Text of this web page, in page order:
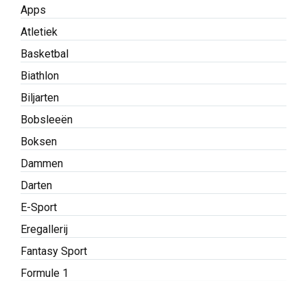
Apps
Atletiek
Basketbal
Biathlon
Biljarten
Bobsleeën
Boksen
Dammen
Darten
E-Sport
Eregallerij
Fantasy Sport
Formule 1